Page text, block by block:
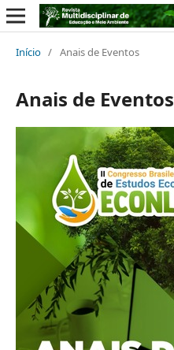
Início / Anais de Eventos
Anais de Eventos